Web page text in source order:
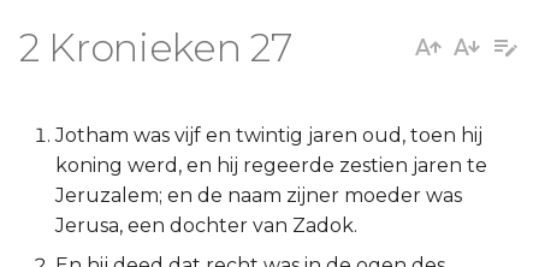
Lukas
Johannes
Handelingen
2 Kronieken 27
Jotham was vijf en twintig jaren oud, toen hij
koning werd, en hij regeerde zestien jaren te
Jeruzalem; en de naam zijner moeder was
Jerusa, een dochter van Zadok.